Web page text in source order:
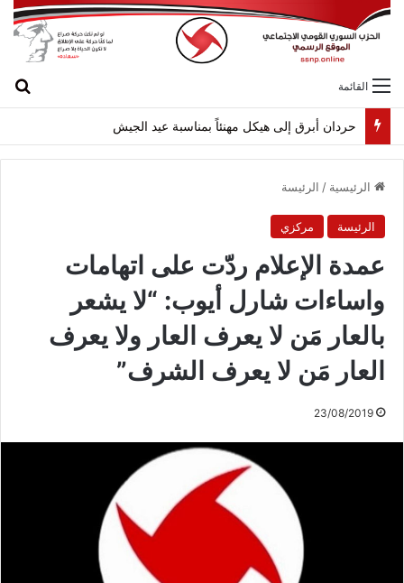
القائمة
حردان أبرق إلى هيكل مهنئاً بمناسبة عيد الجيش
الرئيسية / الرئيسة
الرئيسة مركزي
عمدة الإعلام ردّت على اتهامات
واساءات شارل أيوب: “لا يشعر
بالعار مَن لا يعرف العار ولا يعرف
العار مَن لا يعرف الشرف”
23/08/2019